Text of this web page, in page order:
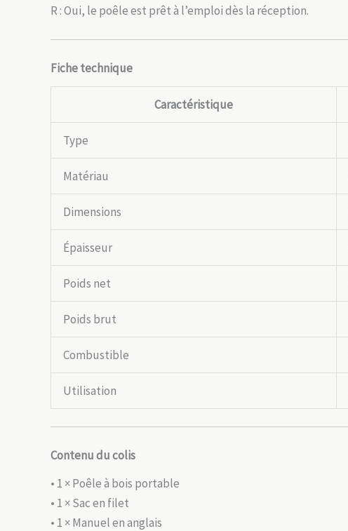
R : Oui, le poêle est prêt à l’emploi dès la réception.
Fiche technique
Caractéristique
Type
Matériau
Dimensions
Épaisseur
Poids net
Poids brut
Combustible
Utilisation
Contenu du colis
• 1 × Poêle à bois portable
• 1 × Sac en filet
• 1 × Manuel en anglais